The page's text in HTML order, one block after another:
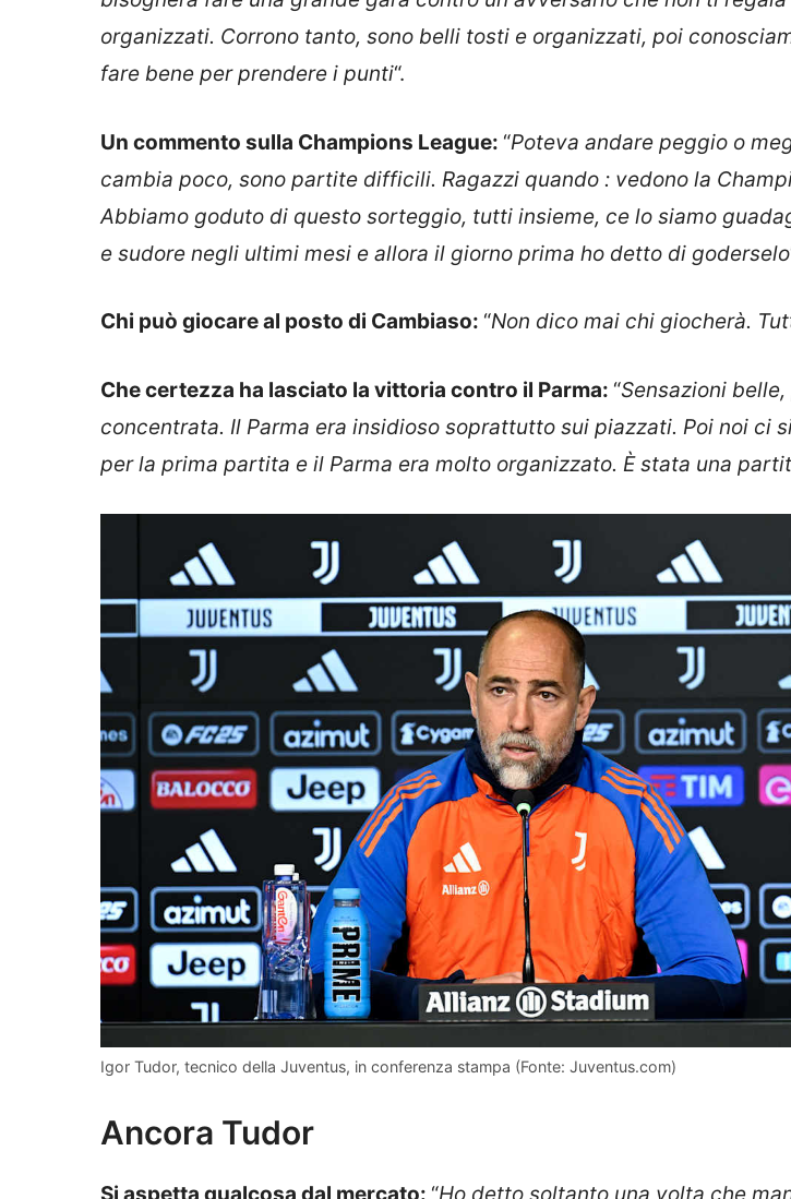
organizzati. Corrono tanto, sono belli tosti e organizzati, poi
fare bene per prendere i punti“.
Un commento sulla Champions League: “Poteva andare peggio o
cambia poco, sono partite difficili. Ragazzi quando : vedono la
Abbiamo goduto di questo sorteggio, tutti insieme, ce lo siamo
e sudore negli ultimi mesi e allora il giorno prima ho detto di goderselo
Chi può giocare al posto di Cambiaso: “Non dico mai chi giocherà.
Che certezza ha lasciato la vittoria contro il Parma: “Sensazioni
concentrata. Il Parma era insidioso soprattutto sui piazzati. Poi noi ci
per la prima partita e il Parma era molto organizzato. È stata una
Igor Tudor, tecnico della Juventus, in conferenza stampa (Fonte: Juventus.com)
Ancora Tudor